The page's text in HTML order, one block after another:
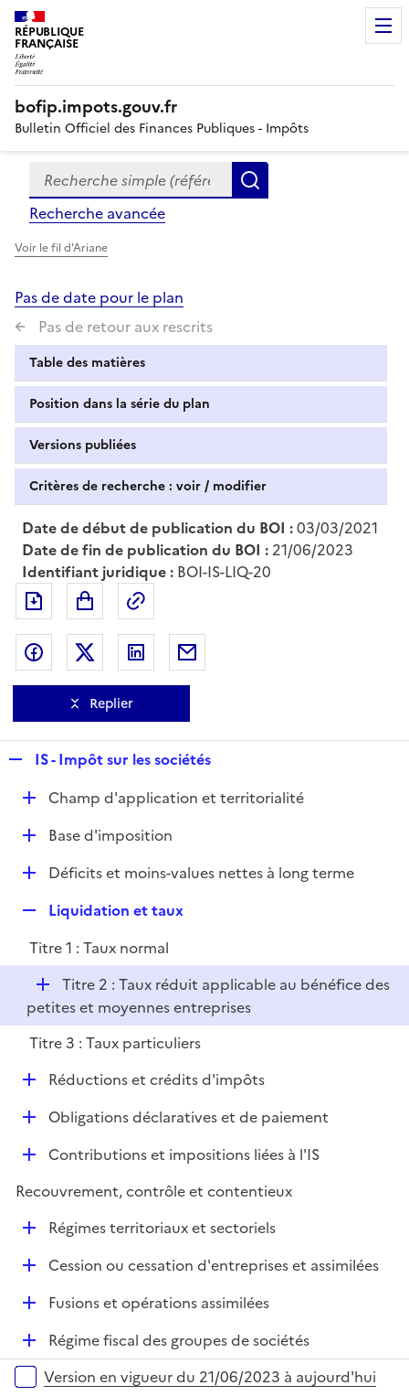
RÉPUBLIQUE
FRANÇAISE
bofip.impots.gouv.fr
Bulletin Officiel des Finances Publiques - Impôts
Formulaire
de
recherche
Recherche simple (références, mots clés, partie du
Recherche avancée
Voir le fil d'Ariane
Pas de date pour le plan
Pas de retour aux rescrits
Table des matières
Position dans la série du plan
Versions publiées
Critères de recherche : voir / modifier
Date de début de publication du BOI :03/03/2021
Date de fin de publication du BOI : 21/06/2023
Identifiant juridique : BOI-IS-LIQ-20
Exporter le document au format pdf
Partager sur Facebook
Partager sur Twitter
Partager sur LinkedIn
Replier
p
l
i
e
IS - Impôt sur les sociétés
DChamp d'application et territorialité
D
e
r
Base d'imposition
D
l
i
e
r
Déficits et moins-values nettes à long terme
p
l
i
e
r
Liquidation et taux
Titre 1 : Taux normal
D
é
p
l
i
r
Titre 2 : Taux réduit applicable au bénéfice des
petites et moyennes entreprises
Titre 3 : Taux particuliers
D
e
Réductions et crédits d'impôts
D
i
Obligations déclaratives et de paiement
D
p
Contributions et impositions liées à l'IS
Recouvrement, contrôle et contentieux
D
r
Régimes territoriaux et sectoriels
D
e
Cession ou cessation d'entreprises et assimilées
DFusions et opérations assimilées
D
é
p
Régime fiscal des groupes de sociétés
Versions sur la période
Version en vigueur du 21/06/2023 à aujourd'hui